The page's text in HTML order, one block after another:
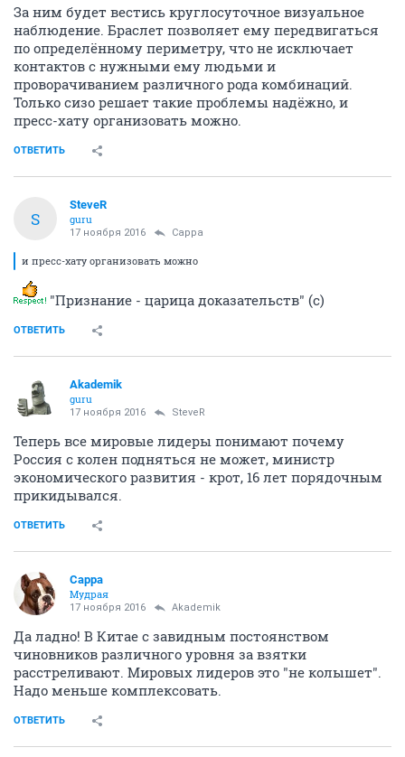
За ним будет вестись круглосуточное визуальное
наблюдение. Браслет позволяет ему передвигаться
по определённому периметру, что не исключает
контактов с нужными ему людьми и
проворачиванием различного рода комбинаций.
Только сизо решает такие проблемы надёжно, и
пресс-хату организовать можно.
ОТВЕТИТЬ
S
SteveR
guru
17 ноября 2016 Сарра
и пресс-хату организовать можно
"Признание - царица доказательств" (с)
ОТВЕТИТЬ
Akademik
guru
17 ноября 2016 SteveR
Теперь все мировые лидеры понимают почему
Россия с колен подняться не может, министр
экономического развития - крот, 16 лет порядочным
прикидывался.
ОТВЕТИТЬ
Сарра
Мудрая
17 ноября 2016 Akademik
Да ладно! В Китае с завидным постоянством
чиновников различного уровня за взятки
расстреливают. Мировых лидеров это "не колышет".
Надо меньше комплексовать.
ОТВЕТИТЬ